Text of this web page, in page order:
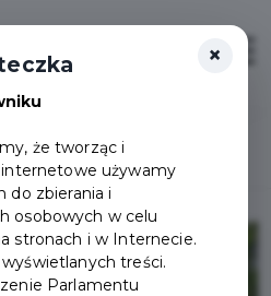
MEVO i nowe rowery
×
że tworząc i
używamy
do zbierania i
osobowych w celu
stronach i w Internecie.
treści.
Parlamentu